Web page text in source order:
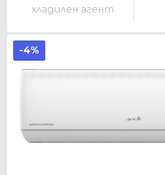
хладилен агент
-4%